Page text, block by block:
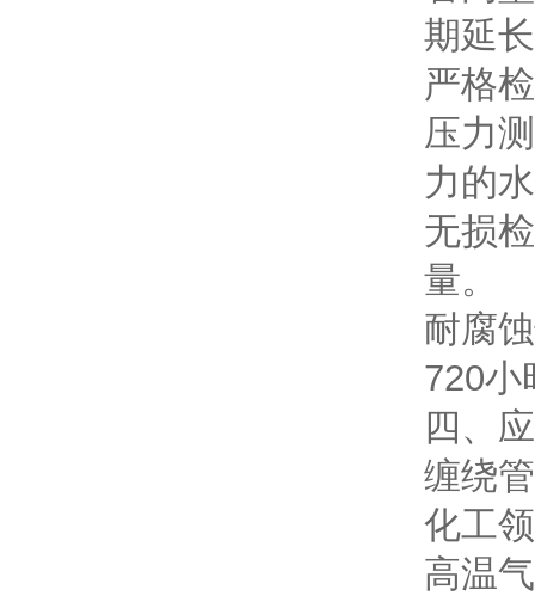
期延
严格
压力
力的
无损
量。
耐腐
720小
四、
缠绕
化工
高温